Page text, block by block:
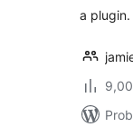
a plugin.